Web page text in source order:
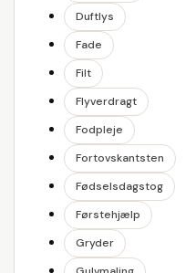
Duftlys
Fade
Filt
Flyverdragt
Fodpleje
Fortovskantsten
Fødselsdagstog
Førstehjælp
Gryder